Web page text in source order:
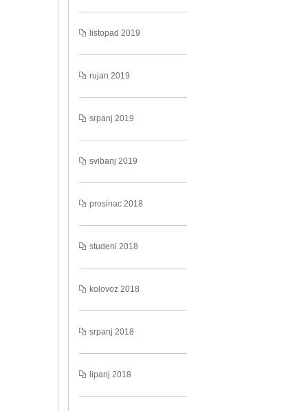
listopad 2019
rujan 2019
srpanj 2019
svibanj 2019
prosinac 2018
studeni 2018
kolovoz 2018
srpanj 2018
lipanj 2018